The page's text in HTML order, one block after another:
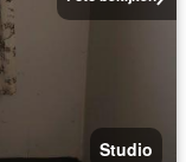
Studio